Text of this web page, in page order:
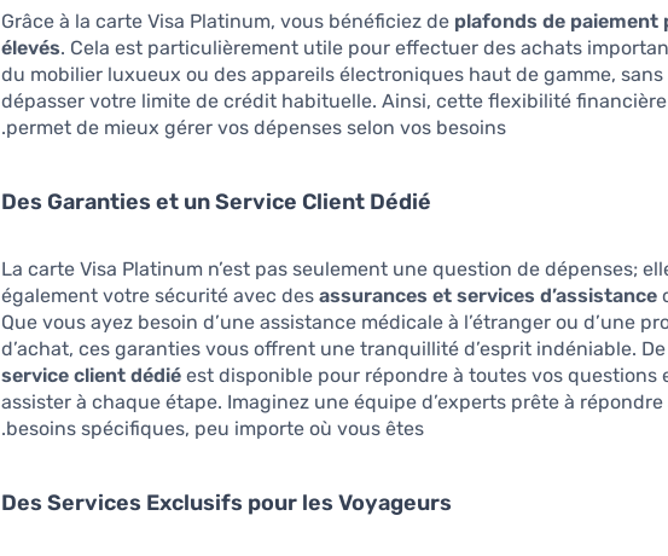
Grâce à la carte Visa Platinum, vous bénéficiez de plafonds de paiement
élevés. Cela est particulièrement utile pour effectuer des achats
du mobilier luxueux ou des appareils électroniques haut de gamme, sans
dépasser votre limite de crédit habituelle. Ainsi, cette flexibilité
permet de mieux gérer vos dépenses selon vos besoins.
Des Garanties et un Service Client Dédié
La carte Visa Platinum n’est pas seulement une question de dépenses;
également votre sécurité avec desassurances et services d’assistance
Que vous ayez besoin d’une assistance médicale à l’étranger ou d’une
d’achat, ces garanties vous offrent une tranquillité d’esprit indéniable.
service client dédié est disponible pour répondre à toutes vos questions
assister à chaque étape. Imaginez une équipe d’experts prête à répondre
besoins spécifiques, peu importe où vous êtes.
Des Services Exclusifs pour les Voyageurs